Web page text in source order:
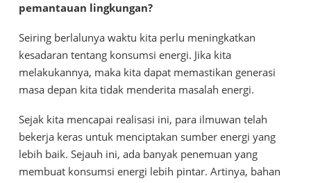
pemantauan lingkungan?
Seiring berlalunya waktu kita perlu meningkatkan
kesadaran tentang konsumsi energi. Jika kita
melakukannya, maka kita dapat memastikan generasi
masa depan kita tidak menderita masalah energi.
Sejak kita mencapai realisasi ini, para ilmuwan telah
bekerja keras untuk menciptakan sumber energi yang
lebih baik. Sejauh ini, ada banyak penemuan yang
membuat konsumsi energi lebih pintar. Artinya, bahan